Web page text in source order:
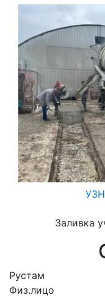
Заливка
Рустам
Физ.лицо